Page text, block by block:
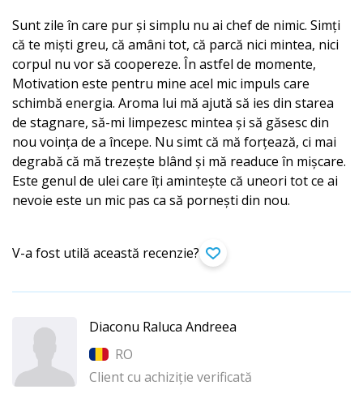
Sunt zile în care pur și simplu nu ai chef de nimic. Simți
că te miști greu, că amâni tot, că parcă nici mintea, nici
corpul nu vor să coopereze. În astfel de momente,
Motivation este pentru mine acel mic impuls care
schimbă energia. Aroma lui mă ajută să ies din starea
de stagnare, să-mi limpezesc mintea și să găsesc din
nou voința de a începe. Nu simt că mă forțează, ci mai
degrabă că mă trezește blând și mă readuce în mișcare.
Este genul de ulei care îți amintește că uneori tot ce ai
nevoie este un mic pas ca să pornești din nou.
V-a fost utilă această recenzie?
Diaconu Raluca Andreea
RO
Client cu achiziție verificată